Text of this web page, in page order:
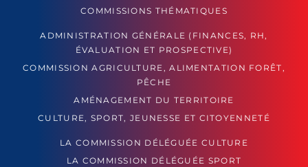
COMMISSIONS THÉMATIQUES
ADMINISTRATION GÉNÉRALE (FINANCES, RH,
ÉVALUATION ET PROSPECTIVE)
COMMISSION AGRICULTURE, ALIMENTATION FORÊT,
PÊCHE
AMÉNAGEMENT DU TERRITOIRE
CULTURE, SPORT, JEUNESSE ET CITOYENNETÉ
LA COMMISSION DÉLÉGUÉE CULTURE
LA COMMISSION DÉLÉGUÉE SPORT